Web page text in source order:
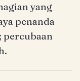
yang
penanda
percubaan